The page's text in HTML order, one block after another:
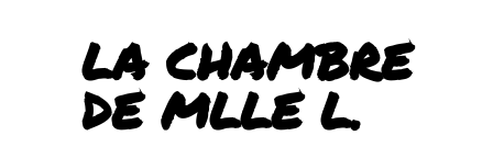
LA CHAMBRE
DE MLLE L.